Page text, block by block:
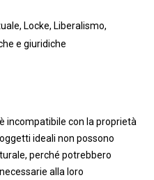
Locke, Liberalismo,
e giuridiche
incompatibile con la proprietà
ideali non possono
perché potrebbero
alla loro